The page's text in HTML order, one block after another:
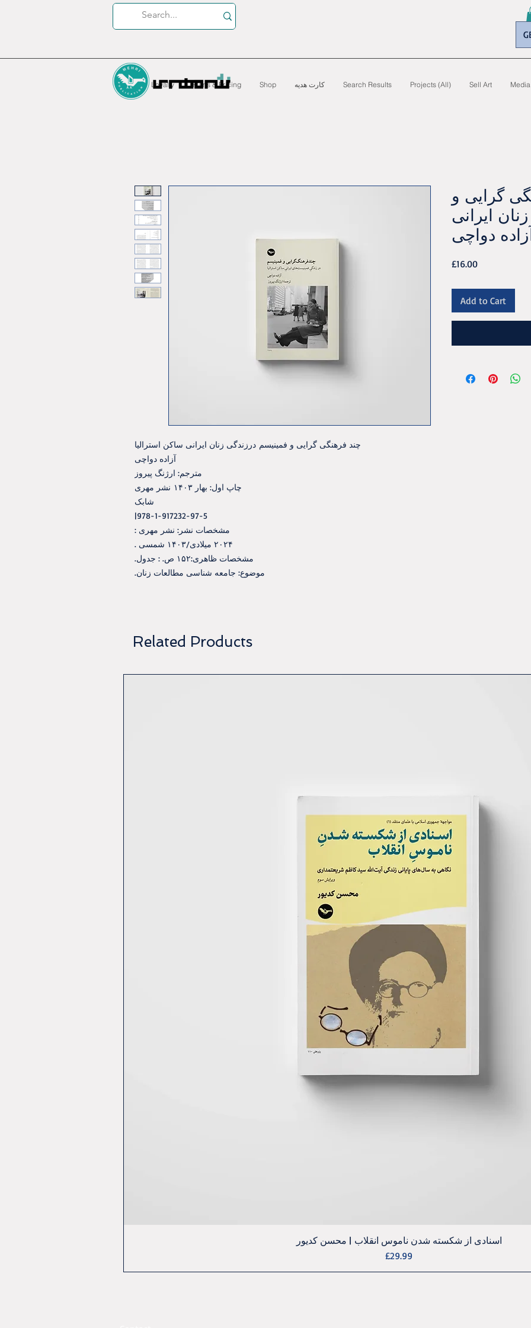
Media
Sell Art
Projects (All)
Search Results کارت هدیه Shop
Plans & Pricing
Loyalty
چند فرهنگی گرايی و فمينيسم درزندگی زنان ايرانی ساکن استراليا
آزاده دواچی
مترجم: ارژنگ پيروز
چاپ اول: بهار ۱۴۰۳ نشر مهری
شابک
978-1-917232-97-5|
مشخصات نشر: نشر مهری :
۲۰۲۴ ميلادی/۱۴۰۳ شمسی .
مشخصات ظاهری:۱۵۲ ص. ‏: جدول.
موضوع: جامعه شناسی مطالعات زنان.
گرايی و
ايرانی
دواچی
£16.00Price
Add to Cart
Related Products
Quick View
اسنادی از شکسته شدن ناموس انقلاب | محسن کدیور
Price
£29.99